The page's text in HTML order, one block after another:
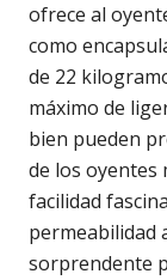
ofrece al
como
de 22
máximo de
bien pueden
de los oyentes
facilidad
permeabilidad
sorprendente